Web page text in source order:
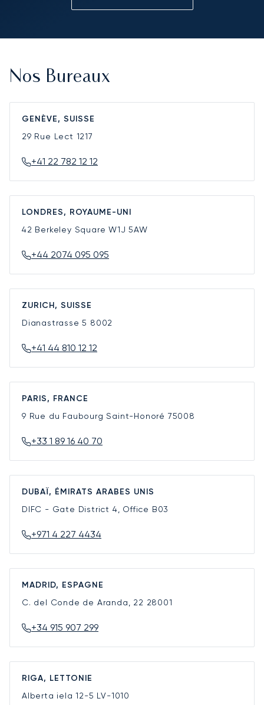
Nos Bureaux
GENÈVE, SUISSE
29 Rue Lect 1217
+41 22 782 12 12
LONDRES, ROYAUME-UNI
42 Berkeley SquareW1J 5AW
+44 2074 095 095
ZURICH, SUISSE
Dianastrasse 5 8002
+41 44 810 12 12
PARIS, FRANCE
9 Rue du Faubourg Saint-Honoré 75008
+33 1 89 16 40 70
DUBAÏ, ÉMIRATS ARABES UNIS
DIFC - Gate District 4, Office B03
+971 4 227 4434
MADRID, ESPAGNE
C. del Conde de Aranda, 22 28001
+34 915 907 299
RIGA, LETTONIE
Alberta iela 12-5 LV-1010